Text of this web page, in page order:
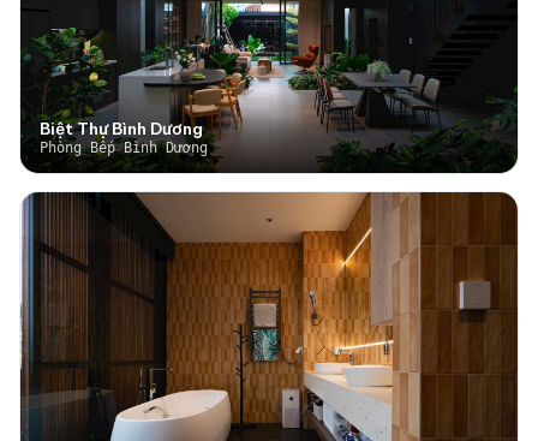
Biệt Thự Bình Dương
Phòng Bếp Bình Dương